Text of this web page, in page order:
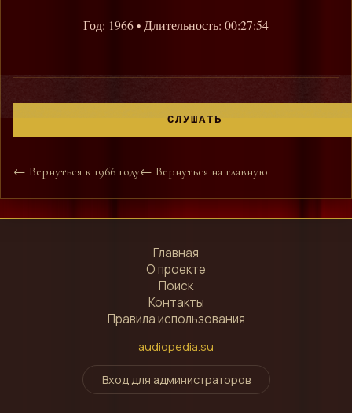
Год: 1966• Длительность: 00:27:54
СЛУШАТЬ
← Вернуться к 1966 году← Вернуться на главную
Главная
О проекте
Поиск
Контакты
Правила использования
audiopedia.su
Вход для администраторов